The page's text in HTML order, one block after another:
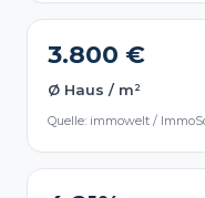
3.800 €
Ø Haus / m²
Quelle: immowelt /